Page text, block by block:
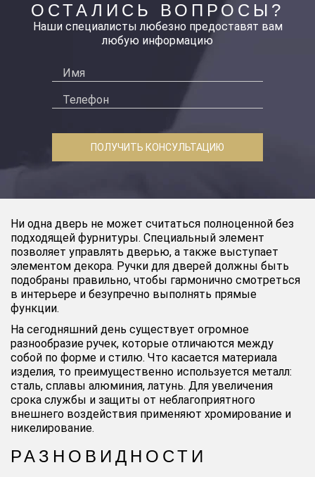
ОСТАЛИСЬ ВОПРОСЫ?
Наши специалисты любезно предоставят вам
любую информацию
ПОЛУЧИТЬ КОНСУЛЬТАЦИЮ
Ни одна дверь не может считаться полноценной без
подходящей фурнитуры. Специальный элемент
позволяет управлять дверью, а также выступает
элементом декора. Ручки для дверей должны быть
подобраны правильно, чтобы гармонично смотреться
в интерьере и безупречно выполнять прямые
функции.
На сегодняшний день существует огромное
разнообразие ручек, которые отличаются между
собой по форме и стилю. Что касается материала
изделия, то преимущественно используется металл:
сталь, сплавы алюминия, латунь. Для увеличения
срока службы и защиты от неблагоприятного
внешнего воздействия применяют хромирование и
никелирование.
РАЗНО ВИДНОСТИ